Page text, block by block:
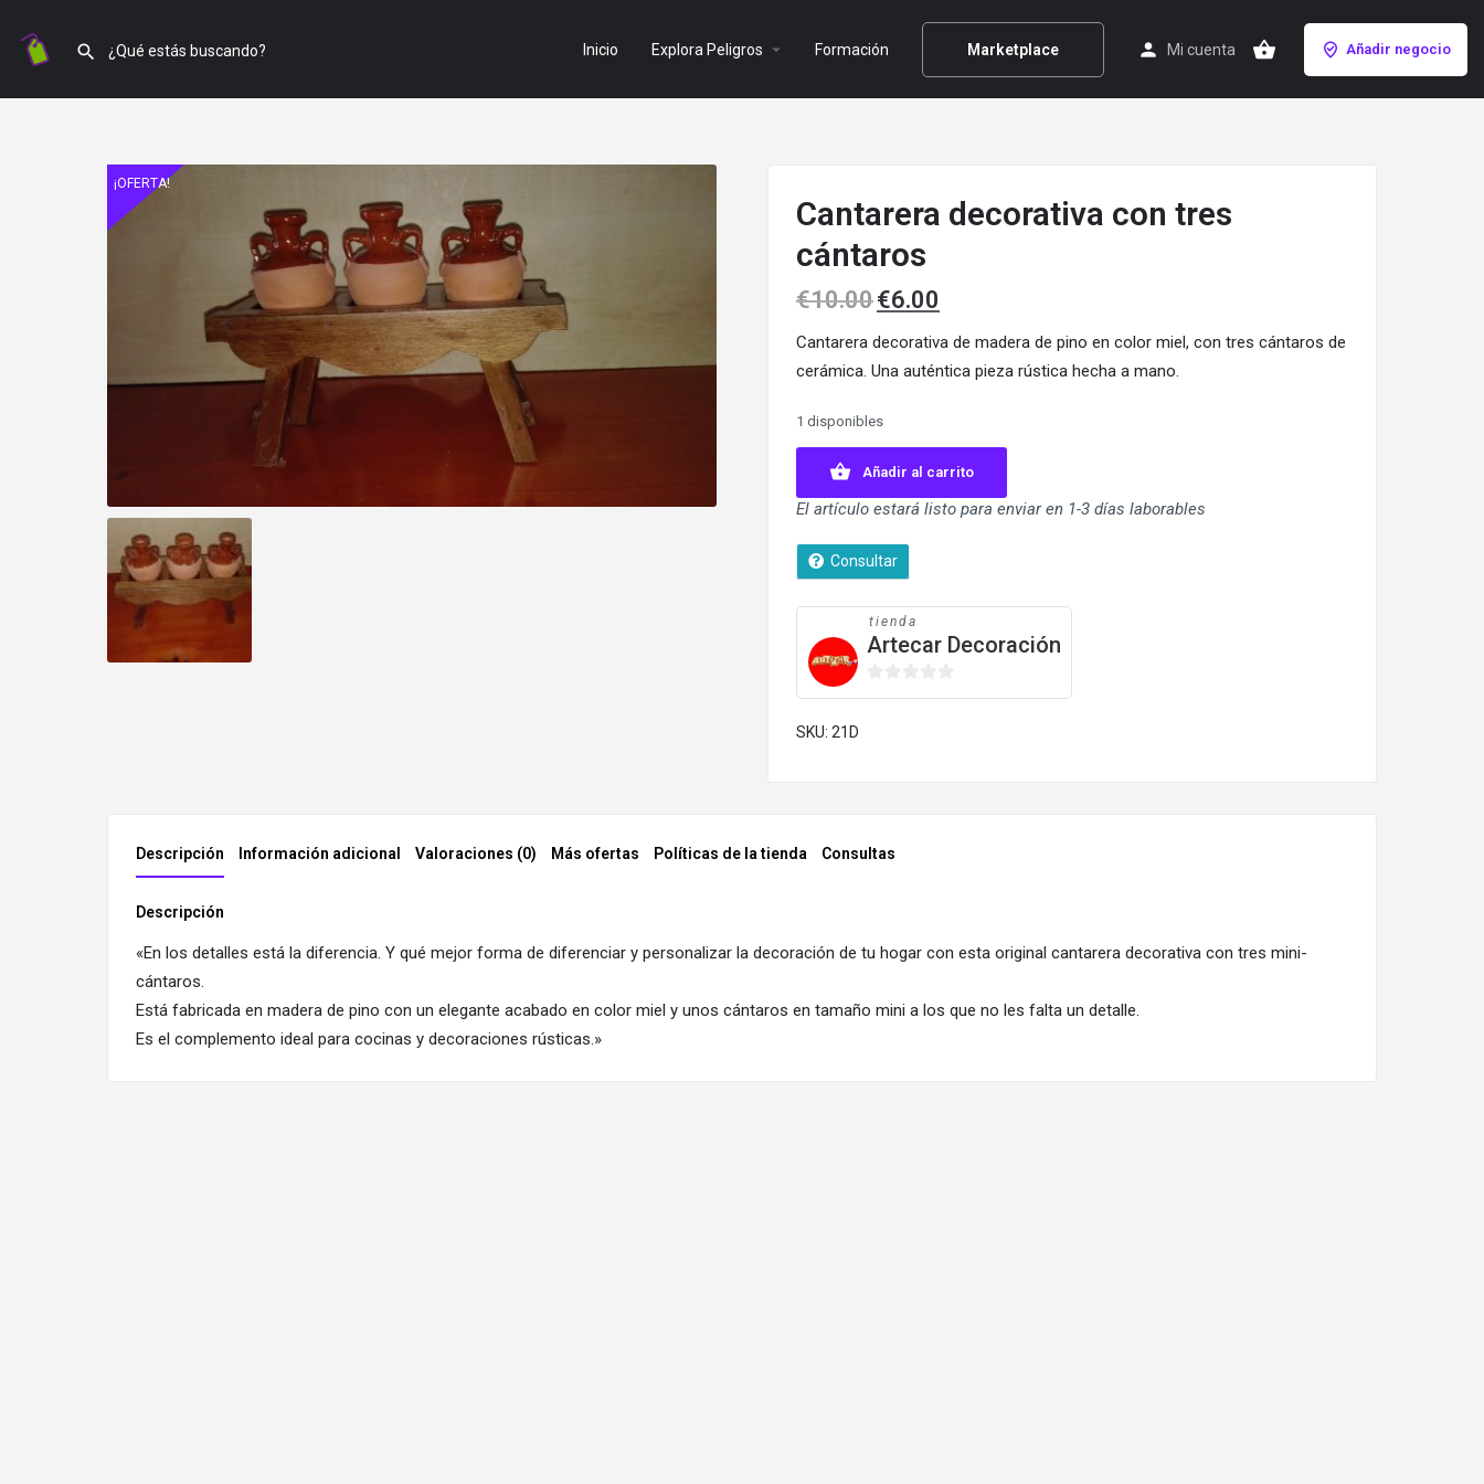
Inicio Explora Peligros arrow_drop_down Formación Marketplace Mi cuenta Añadir negocio
¡OFERTA!
Cantarera decorativa con tres
cántaros
€10.00€6.00
Cantarera decorativa de madera de pino en color miel, con tres cántaros de
cerámica. Una auténtica pieza rústica hecha a mano.
1 disponibles
Añadir al carrito
El artículo estará listo para enviar en 1-3 días laborables
Consultar
tienda
Artecar Decoración
0
SKU: 21D
Descripción Información adicional Valoraciones (0) Más ofertas Políticas de la tienda Consultas
Descripción
«En los detalles está la diferencia. Y qué mejor forma de diferenciar y personalizar la decoración de tu hogar con esta original cantarera decorativa con tres mini-
cántaros.
Está fabricada en madera de pino con un elegante acabado en color miel y unos cántaros en tamaño mini a los que no les falta un detalle.
Es el complemento ideal para cocinas y decoraciones rústicas.»